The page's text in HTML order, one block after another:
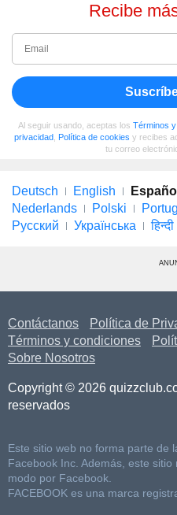
Recibe
Al seguir usando, aceptas los Términos
privacidad
Política de cookies y recibes
tu correo
Deutsch English Español
Nederlands
Polski
Русский
Українська हिन्दी
Contáctanos
Política de
Términos y condiciones
Sobre Nosotros
Copyright © 2026
reservados
Este sitio web no forma parte de
Facebook Inc. Además, este
modo por Facebook.
FACEBOOK es una marca